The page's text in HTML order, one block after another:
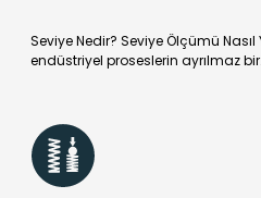
Seviye Nedir? Seviye Ölçümü Nasıl
endüstriyel proseslerin ayrılmaz